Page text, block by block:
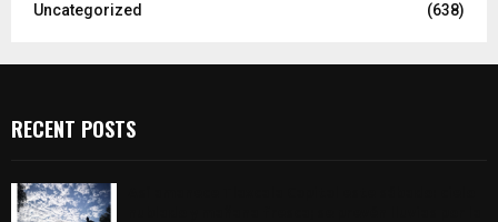
Uncategorized
(638)
RECENT POSTS